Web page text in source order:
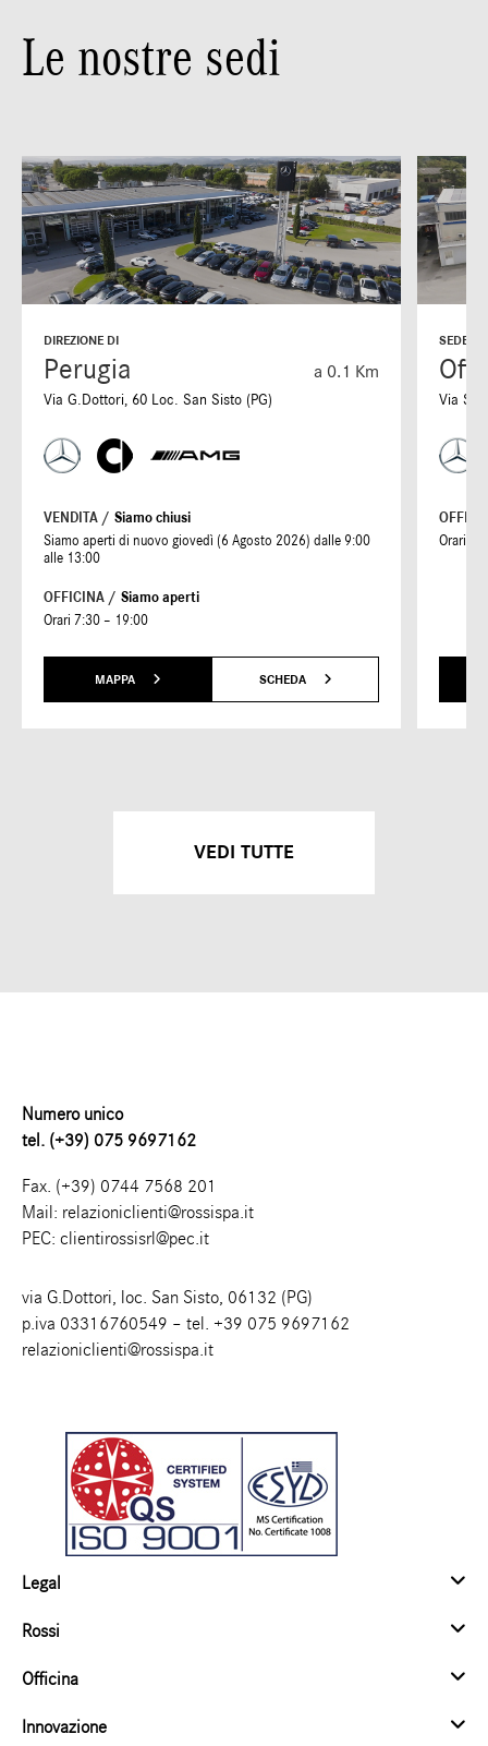
Le nostre sedi
DIREZIONE DI
Perugia a 0.1 Km
Via G.Dottori, 60 Loc. San Sisto (PG)
VENDITA / Siamo chiusi
Siamo aperti di nuovo giovedì (6 Agosto 2026) dalle 9:00
alle 13:00
OFFICINA / Siamo aperti
Orari 7:30 – 19:00
MAPPA SCHEDA
SEDE DI
Via S.
Orari
VEDI TUTTE
Numero unico
tel. (+39) 075 9697162
Fax. (+39) 0744 7568 201
Mail: relazioniclienti@rossispa.it
PEC: clientirossisrl@pec.it
via G.Dottori, loc. San Sisto, 06132 (PG)
p.iva 03316760549 – tel. +39 075 9697162
relazioniclienti@rossispa.it
Legal
Rossi
Officina
Innovazione